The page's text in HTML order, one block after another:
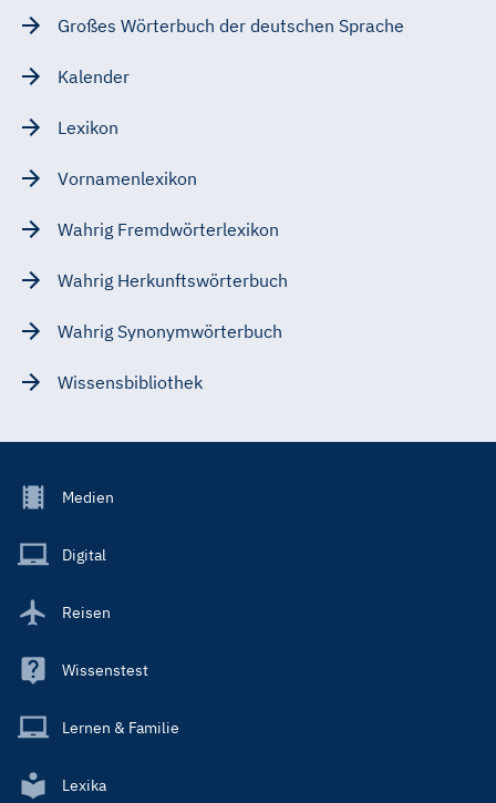
Großes Wörterbuch der deutschen Sprache
Kalender
Lexikon
Vornamenlexikon
Wahrig Fremdwörterlexikon
Wahrig Herkunftswörterbuch
Wahrig Synonymwörterbuch
Wissensbibliothek
Footer
Main
Medien
Digital
Reisen
Wissenstest
Lernen & Familie
Lexika